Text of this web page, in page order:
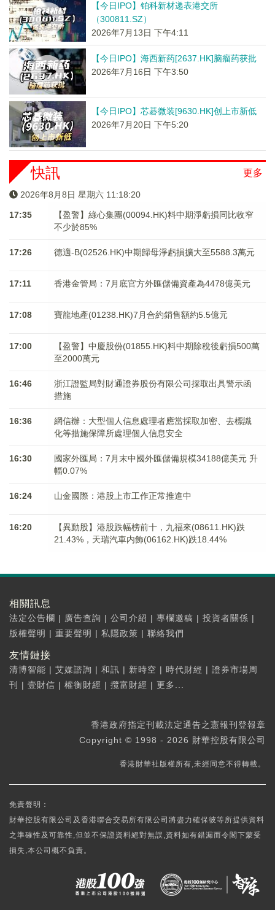
【今日IPO】铂科新材递表港交所
（300811.SZ）
2026年7月13日 下午4:11
【今日IPO】海西新药[2637.HK]脑瘤药获批
2026年7月16日 下午3:50
【今日IPO】芯碁微装[9630.HK]创上市新低
2026年7月20日 下午5:20
更多
快訊
2026年8月8日 星期六 11:18:20
17:35
【盈警】綠心集團(00094.HK)料中期淨虧損同比收窄
不少於85%
17:26 德適-B(02526.HK)中期歸母淨虧損擴大至5588.3萬元
17:11 香港金管局：7月底官方外匯儲備資產為4478億美元
17:08 寶龍地產(01238.HK)7月合約銷售額約5.5億元
17:00
【盈警】中慶股份(01855.HK)料中期除稅後虧損500萬
至2000萬元
16:46
浙江證監局對財通證券股份有限公司採取出具警示函
措施
16:36
網信辦：大型個人信息處理者應當採取加密、去標識
化等措施保障所處理個人信息安全
16:30
國家外匯局：7月末中國外匯儲備規模34188億美元 升
幅0.07%
16:24 山金國際：港股上市工作正常推進中
16:20
【異動股】港股跌幅榜前十，九福來(08611.HK)跌
21.43%，天瑞汽車内飾(06162.HK)跌18.44%
相關訊息
法定公告欄 | 廣告查詢 | 公司介紹 | 專欄邀稿 | 投資者關係 |
版權聲明 | 重要聲明 | 私隱政策 | 聯絡我們
友情鏈接
清博智能 | 艾媒諮詢 | 和訊 | 新時空 | 時代財經 | 證券市場周
刊
| 壹財信 | 權衡財經 | 攬富財經 | 更多...
香港政府指定刊載法定通告之憲報刊登報章
Copyright © 1998 - 2026 財華控股有限公司
香港財華社版權所有,未經同意不得轉載。
免責聲明：
財華控股有限公司及香港聯合交易所有限公司將盡力確保彼等所提供資料
之準確性及可靠性,但並不保證資料絕對無誤,資料如有錯漏而令閣下蒙受
損失,本公司概不負責。